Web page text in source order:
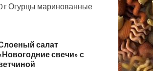
г Огурцы маринованные
салат
свечи» с